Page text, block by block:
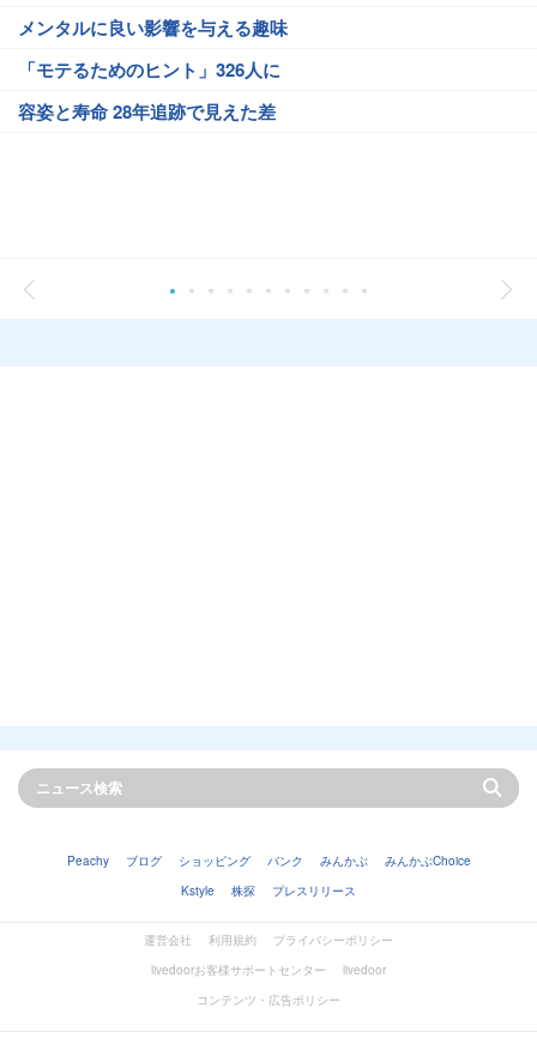
メンタルに良い影響を与える趣味
「モテるためのヒント」326人に
容姿と寿命 28年追跡で見えた差
Peachy ブログ ショッピング バンク みんかぶ
みんかぶChoice
Kstyle
株探 プレスリリース
運営会社 利用規約
プライバシーポリシー
livedoorお客様サポートセンター
livedoor
コンテンツ・広告ポリシー